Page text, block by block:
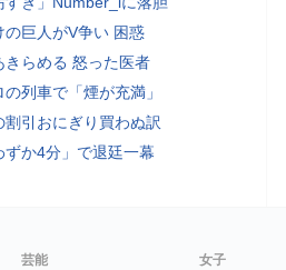
の巨人がV争い 困惑
きらめる 怒った医者
列車で「煙が充満」
割引おにぎり買わぬ訳
ずか4分」で退廷一幕
芸能 女子